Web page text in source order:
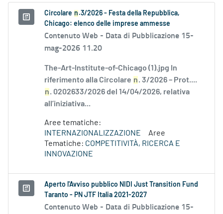
Circolare n .3/2026 - Festa della Repubblica,
Chicago: elenco delle imprese ammesse
Contenuto Web - Data di Pubblicazione 15-
mag-2026 11.20
The-Art-Institute-of-Chicago (1).jpg In
riferimento alla Circolare n. 3/2026 – Prot....
n. 0202633/2026 del 14/04/2026, relativa
all’iniziativa...
Aree tematiche:
INTERNAZIONALIZZAZIONE
Aree
Tematiche: COMPETITIVITÀ, RICERCA E
INNOVAZIONE
Aperto l'Avviso pubblico NIDI Just Transition Fund
Taranto - PN JTF Italia 2021-2027
Contenuto Web - Data di Pubblicazione 15-